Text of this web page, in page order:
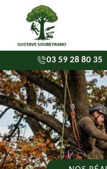
03 59 28 80 35